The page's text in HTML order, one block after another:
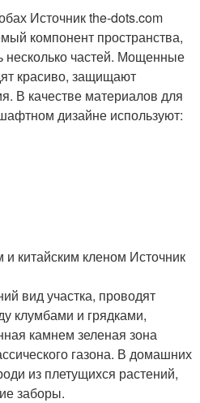
Источник the-dots.com
компонент пространства,
несколько частей. Мощенные
красиво, защищают
В качестве материалов для
дизайне используют:
китайским кленом Источник
вид участка, проводят
клумбами и грядками,
камнем зеленая зона
газона. В домашних
из плетущихся растений,
заборы.